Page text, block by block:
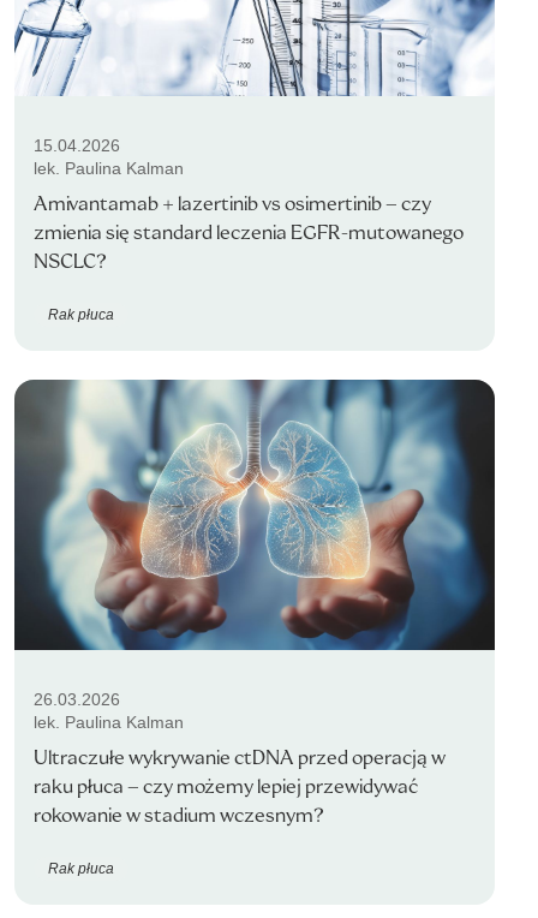
15.04.2026
lek. Paulina Kalman
Amivantamab + lazertinib vs osimertinib – czy
zmienia się standard leczenia EGFR-mutowanego
NSCLC?
Rak płuca
26.03.2026
lek. Paulina Kalman
Ultraczułe wykrywanie ctDNA przed operacją w
raku płuca – czy możemy lepiej przewidywać
rokowanie w stadium wczesnym?
Rak płuca